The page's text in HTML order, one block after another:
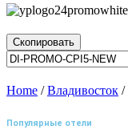
Скопировать
Home /Владивосток /
Популярные отели